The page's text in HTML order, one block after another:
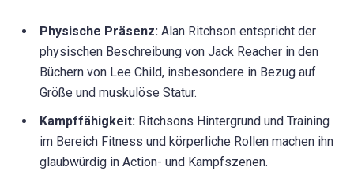
Physische Präsenz: Alan Ritchson entspricht der
physischen Beschreibung von Jack Reacher in den
Büchern von Lee Child, insbesondere in Bezug auf
Größe und muskulöse Statur.
Kampffähigkeit: Ritchsons Hintergrund und Training
im Bereich Fitness und körperliche Rollen machen ihn
glaubwürdig in Action- und Kampfszenen.